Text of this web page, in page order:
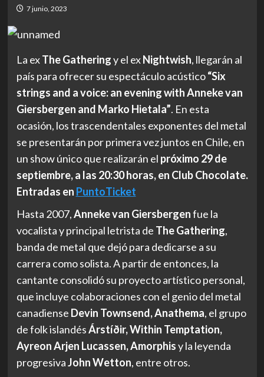
7 junio, 2023
La exThe Gatheringy el exNightwish, llegarán al
país para ofrecer su espectáculo acústico“Six
strings and a voice: an evening with Anneke van
Giersbergen and Marko Hietala”. En esta
ocasión, los trascendentales exponentes del metal
se presentarán por primera vez juntos en Chile, en
un show único que realizarán el próximo 29 de
septiembre, a las 20:30 horas, en Club Chocolate.
Entradas en PuntoTicket
Hasta 2007,Anneke van Giersbergenfue la
vocalista y principal letrista de The Gathering,
banda de metal que dejó para dedicarse a su
carrera como solista. A partir de entonces, la
cantante consolidó su proyecto artístico personal,
que incluye colaboraciones con el genio del metal
canadiense Devin Townsend, Anathema, el grupo
de folk islandésÁrstíðir, Within Temptation,
Ayreon Arjen Lucassen, Amorphisy la leyenda
progresivaJohn Wetton, entre otros.